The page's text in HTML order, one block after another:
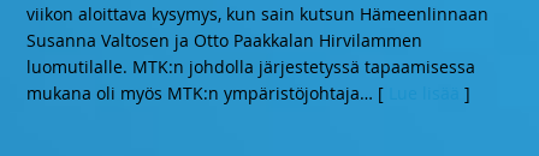
viikon aloittava kysymys, kun sain kutsun Hämeenlinnaan
Susanna Valtosen ja Otto Paakkalan Hirvilammen
luomutilalle. MTK:n johdolla järjestetyssä tapaamisessa
mukana oli myös MTK:n ympäristöjohtaja… [ ]